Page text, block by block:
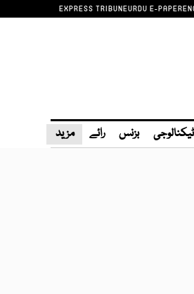
EXPRESS TRIBUNEURDU E-PAPER
بزنس رائے مزید